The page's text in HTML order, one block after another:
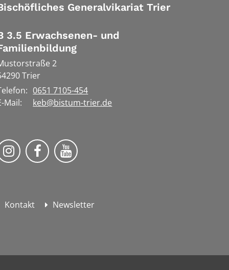
Generalvikariat Trier
3.5 Erwachsenen- und
2
Trier
0651 7105-454
Mail:
keb@bistum-trier.de
KEB Bildung Leben auf Instagram
KEB Bildung Leben auf Facebook
KEB Bildung Leben auf YouTube
Kontakt Newsletter